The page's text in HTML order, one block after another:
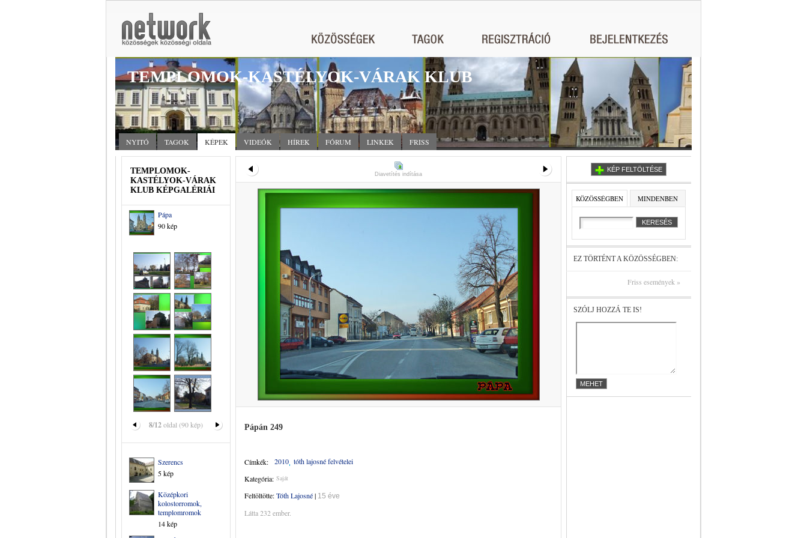
TEMPLOMOK-KASTÉLYOK-VÁRAK KLUB
NYITÓ TAGOK KÉPEK VIDEÓK HÍREK FÓRUM LINKEK FRISS
TEMPLOMOK-
KASTÉLYOK-VÁRAK
KLUB KÉPGALÉRIÁI
Pápa
90 kép
8/12oldal (90 kép)
Szerencs
5 kép
Középkori
kolostorromok,
templomromok
14 kép
Diavetítés indítása
Pápán 249
Címkék: 2010 tóth lajosné felvételei
Kategória: Saját
Feltöltötte:Tóth Lajosné| 15 éve
Látta 232 ember.
KÉP FELTÖLTÉSE
KÖZÖSSÉGBEN MINDENBEN
EZ TÖRTÉNT A KÖZÖSSÉGBEN:
Friss események »
SZÓLJ HOZZÁ TE IS!